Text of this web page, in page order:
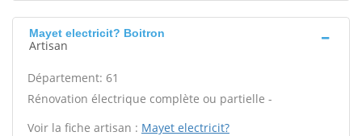
Mayet electricit? Boitron
Artisan
Département: 61
Rénovation électrique complète ou partielle -
Voir la fiche artisan : Mayet electricit?